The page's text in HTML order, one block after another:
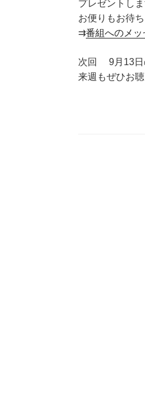
プレゼントしま
お便りもお待ち
⇉番組へのメッ
次回 9月13日
来週もぜひお聴